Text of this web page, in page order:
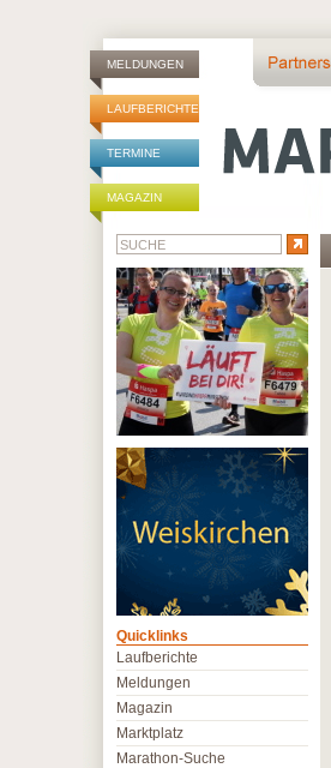
MELDUNGEN
LAUFBERICHTE
TERMINE
MAGAZIN
Quicklinks
Laufberichte
Meldungen
Magazin
Marktplatz
Marathon-Suche